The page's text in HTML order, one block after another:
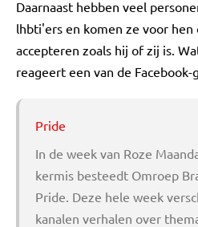
Daarnaast hebben veel
lhbti'ers en komen ze voor
accepteren zoals hij of zij is.
reageert een van de Facebook-
Pride
In de week van Roze
kermis besteedt Omroep
Pride. Deze hele week
kanalen verhalen over